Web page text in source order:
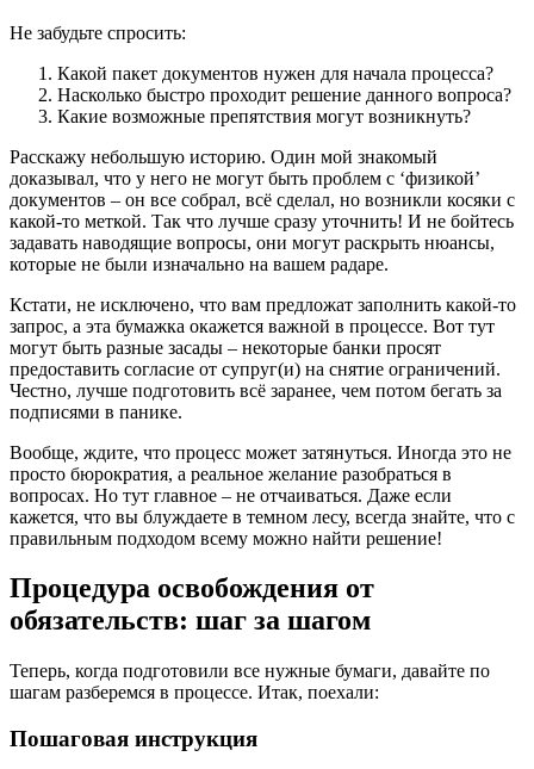
Не забудьте спросить:
Какой пакет документов нужен для начала процесса?
Насколько быстро проходит решение данного вопроса?
Какие возможные препятствия могут возникнуть?
Расскажу небольшую историю. Один мой знакомый
доказывал, что у него не могут быть проблем с ‘физикой’
документов – он все собрал, всё сделал, но возникли косяки с
какой-то меткой. Так что лучше сразу уточнить! И не бойтесь
задавать наводящие вопросы, они могут раскрыть нюансы,
которые не были изначально на вашем радаре.
Кстати, не исключено, что вам предложат заполнить какой-то
запрос, а эта бумажка окажется важной в процессе. Вот тут
могут быть разные засады – некоторые банки просят
предоставить согласие от супруг(и) на снятие ограничений.
Честно, лучше подготовить всё заранее, чем потом бегать за
подписями в панике.
Вообще, ждите, что процесс может затянуться. Иногда это не
просто бюрократия, а реальное желание разобраться в
вопросах. Но тут главное – не отчаиваться. Даже если
кажется, что вы блуждаете в темном лесу, всегда знайте, что с
правильным подходом всему можно найти решение!
Процедура освобождения от
обязательств: шаг за шагом
Теперь, когда подготовили все нужные бумаги, давайте по
шагам разберемся в процессе. Итак, поехали:
Пошаговая инструкция